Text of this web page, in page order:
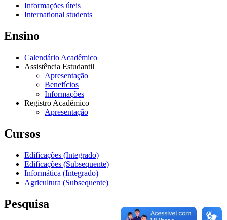
Informações úteis
International students
Ensino
Calendário Acadêmico
Assistência Estudantil
Apresentação
Benefícios
Informações
Registro Acadêmico
Apresentação
Cursos
Edificações (Integrado)
Edificações (Subsequente)
Informática (Integrado)
Agricultura (Subsequente)
Pesquisa